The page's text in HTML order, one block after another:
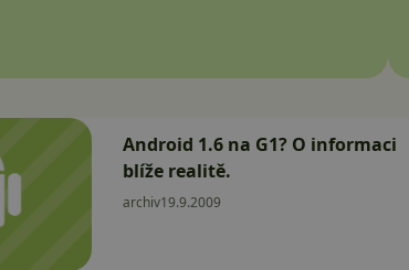
Android 1.6 na G1? O informaci
blíže realitě.
archiv19.9.2009